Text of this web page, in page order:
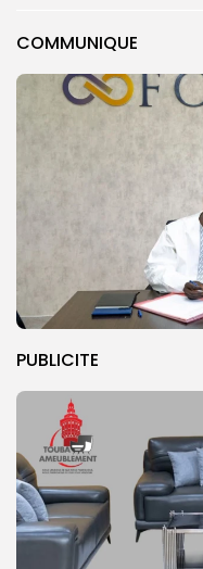
COMMUNIQUE
PUBLICITE